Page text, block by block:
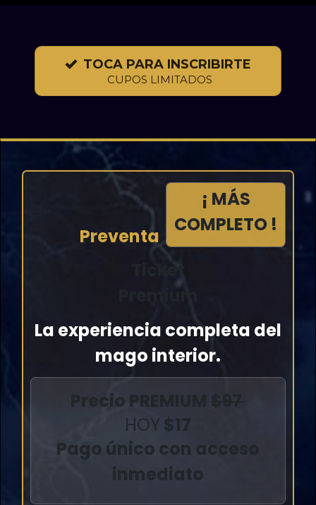
TOCA PARA INSCRIBIRTE
CUPOS LIMITADOS
¡ MÁS
COMPLETO !
Preventa
Ticket
Premium
La experiencia completa del
mago interior.
Precio PREMIUM $97
HOY $17
Pago único con acceso
inmediato